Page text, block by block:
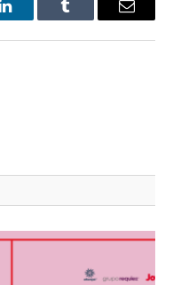
LinkedInTumblr Email